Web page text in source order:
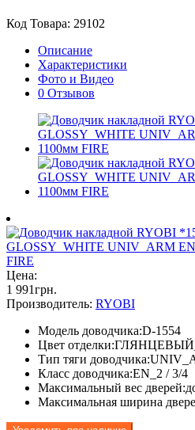
Код Товара: 29102
Описание
Характеристики
Фото и Видео
0 Отзывов
Цена:
1 991грн.
Производитель: RYOBI
Модель доводчика:D-1554
Цвет
Тип тяги
Класс доводчика:EN_2 / 3/4
Максимальный вес
Максимальная ширина